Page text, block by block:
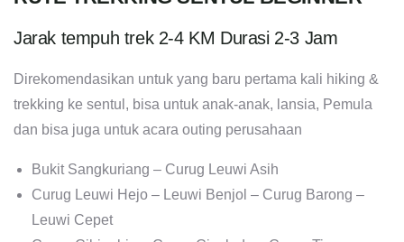
Jarak tempuh trek 2-4 KM Durasi 2-3 Jam
Direkomendasikan untuk yang baru pertama kali hiking &
trekking ke sentul, bisa untuk anak-anak, lansia, Pemula
dan bisa juga untuk acara outing perusahaan
Bukit Sangkuriang – Curug Leuwi Asih
Curug Leuwi Hejo – Leuwi Benjol – Curug Barong –
Leuwi Cepet